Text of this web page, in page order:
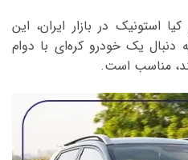
استونیک در بازار ایران، این
دنبال یک خودرو کره‌ای با دوام
مناسب است.